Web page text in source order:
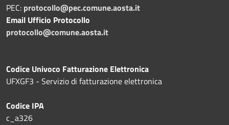
PEC: protocollo@pec.comune.aosta.it
Email Ufficio Protocollo
protocollo@comune.aosta.it
Codice Univoco Fatturazione Elettronica
UFXGF3 - Servizio di fatturazione elettronica
Codice IPA
c_a326